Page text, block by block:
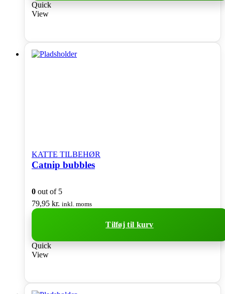
Quick
View
KATTE TILBEHØR
Catnip bubbles
0 out of 5
79,95 kr. inkl. moms
Tilføj til kurv
Quick
View